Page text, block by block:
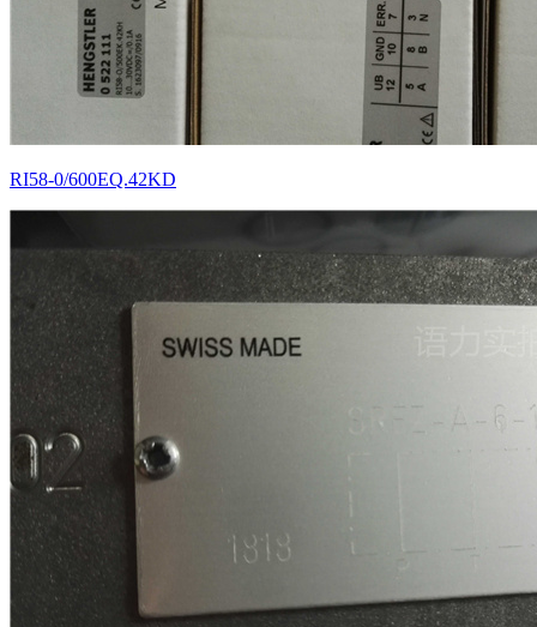
RI58-0/600EQ.42KD